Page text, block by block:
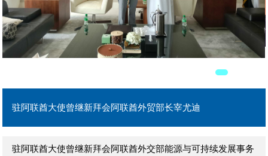
驻阿联酋大使曾继新在阿主流媒体发表署名文章《团结是强国
之本》
驻阿联酋大使曾继新拜会阿联酋外贸部长宰尤迪
驻阿联酋大使曾继新拜会阿联酋外交部能源与可持续发展事务
部长助理巴拉拉
中国驻阿联酋使馆隆重举办招待会热烈庆祝中国人民解放军建